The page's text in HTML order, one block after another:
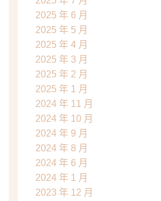
2025 年 6 月
2025 年 5 月
2025 年 4 月
2025 年 3 月
2025 年 2 月
2025 年 1 月
2024 年 11 月
2024 年 10 月
2024 年 9 月
2024 年 8 月
2024 年 6 月
2024 年 1 月
2023 年 12 月